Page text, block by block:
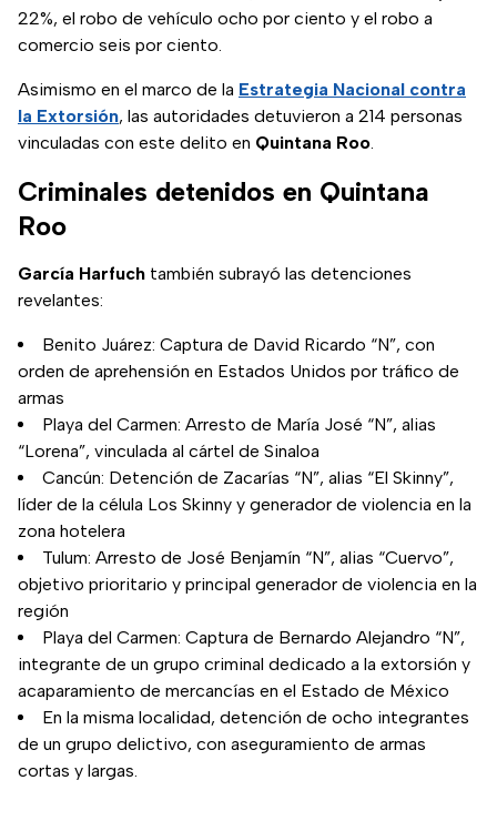
22%, el robo de vehículo ocho por ciento y el robo a
comercio seis por ciento.
Asimismo en el marco de la Estrategia Nacional contra
la Extorsión, las autoridades detuvieron a 214 personas
vinculadas con este delito en Quintana Roo.
Criminales detenidos en Quintana
Roo
García Harfuch también subrayó las detenciones
revelantes:
Benito Juárez: Captura de David Ricardo “N”, con
orden de aprehensión en Estados Unidos por tráfico de
armas
Playa del Carmen: Arresto de María José “N”, alias
“Lorena”, vinculada al cártel de Sinaloa
Cancún: Detención de Zacarías “N”, alias “El Skinny”,
líder de la célula Los Skinny y generador de violencia en la
zona hotelera
Tulum: Arresto de José Benjamín “N”, alias “Cuervo”,
objetivo prioritario y principal generador de violencia en la
región
Playa del Carmen: Captura de Bernardo Alejandro “N”,
integrante de un grupo criminal dedicado a la extorsión y
acaparamiento de mercancías en el Estado de México
En la misma localidad, detención de ocho integrantes
de un grupo delictivo, con aseguramiento de armas
cortas y largas.